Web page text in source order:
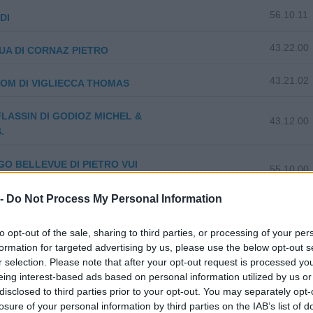
Do Not Process My Personal Information
opt-out of the sale, sharing to third parties, or processing of your
for targeted advertising by us, please use the below opt-out
selection. Please note that after your opt-out request is processed
interest-based ads based on personal information utilized by us
to third parties prior to your opt-out. You may separately
of your personal information by third parties on the IAB’s list of
56.10.11
DI CORNAZ PIETRO 43.22.00
DI VIGLIECCA THOMAS 43.21.02
DI GODIOZ MICHEL &
43.12.00
BELLEVUE DI PIETRO VUI
55.10.00
E C.
Maurizio 55.10.00
S.S. AGRICOLA 14.10.00